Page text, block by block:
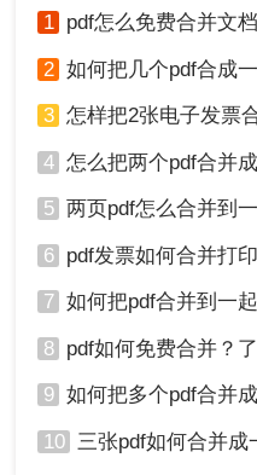
注意这些设置可能不会
6、点击“打印”按钮，将
注意：这种方法实际上
到同一个PDF文件中，
页面布局和顺序。
对于熟悉命令行操作的
行工具来合并PDF文件
中，可以使用 copy /b
1、打开命令行窗口（
2、导航到存放PDF文
3、使用
copy /b
1 pdf怎么免费合并文
2 如何把几个pdf合成一个
3 怎样把2张电子发票合并成
4 怎么把两个pdf合并成一
5 两页pdf怎么合并到一页
6 pdf发票如何合并打印
7 如何把pdf合并到一起打
8 pdf如何免费合并？
9 如何把多个pdf合并成一
10 三张pdf如何合并成一